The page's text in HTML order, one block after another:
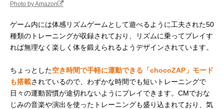
Photo by Amazon
ゲーム内には体感リズムゲームとして遊べるように工夫された50
種類のトレーニングが収録されており、リズムに乗ってプレイす
れば無理なく楽しく体を鍛えられるようデザインされています。
ちょっとした空き時間で手軽に運動できる「chocoZAP」モード
も搭載されているので、わずかな時間でも短いトレーニングで
日々の運動習慣が途切れないようにプレイできます。CMでおな
じみの音楽や演出を使ったトレーニングも盛り込まれており、気